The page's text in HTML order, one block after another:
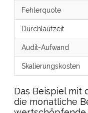
Fehlerquote
Durchlaufzeit
Audit-Aufwand
Skalierungskosten
Das Beispiel mit
die monatliche